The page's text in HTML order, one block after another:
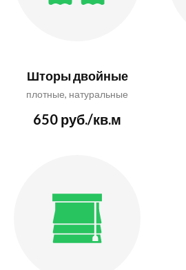
Шторы двойные
плотные, натуральные
650 руб./кв.м